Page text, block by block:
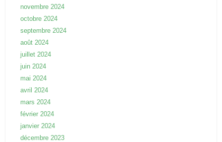
novembre 2024
octobre 2024
septembre 2024
août 2024
juillet 2024
juin 2024
mai 2024
avril 2024
mars 2024
février 2024
janvier 2024
décembre 2023